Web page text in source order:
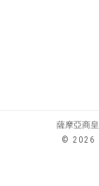
薩摩亞商
© 2026